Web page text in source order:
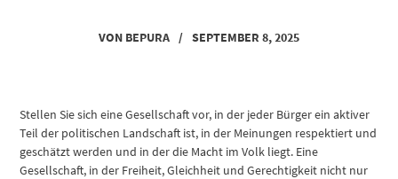
VON BEPURA / SEPTEMBER 8, 2025
Stellen Sie sich eine Gesellschaft vor, in der jeder Bürger ein aktiver
Teil der politischen Landschaft ist, in der Meinungen respektiert und
geschätzt werden und in der die Macht im Volk liegt. Eine
Gesellschaft, in der Freiheit, Gleichheit und Gerechtigkeit nicht nur